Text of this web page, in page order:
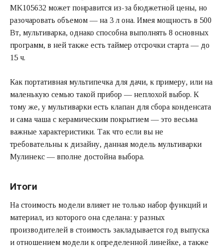
MK105632 может понравится из-за бюджетной цены, но
разочаровать объемом — на 3 л она. Имея мощность в 500
Вт, мультиварка, однако способна выполнять 8 основных
программ, в ней также есть таймер отсрочки старта — до
15 ч.
Как портативная мультипечка для дачи, к примеру, или на
маленькую семью такой прибор — неплохой выбор. К
тому же, у мультиварки есть клапан для сбора конденсата
и сама чаша с керамическим покрытием — это весьма
важные характеристики. Так что если вы не
требовательны к дизайну, данная модель мультиварки
Мулинекс — вполне достойна выбора.
Итоги
На стоимость модели влияет не только набор функций и
материал, из которого она сделана: у разных
производителей в стоимость закладывается год выпуска
и отношением модели к определенной линейке, а также